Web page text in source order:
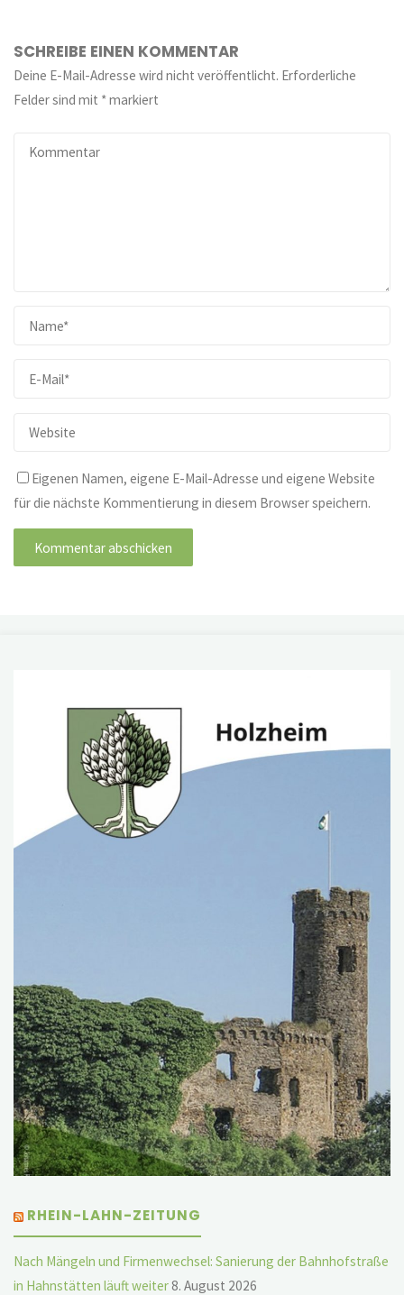
SCHREIBE EINEN KOMMENTAR
Deine E-Mail-Adresse wird nicht veröffentlicht. Erforderliche
Felder sind mit *markiert
Eigenen Namen, eigene E-Mail-Adresse und eigene Website
für die nächste Kommentierung in diesem Browser speichern.
RHEIN-LAHN-ZEITUNG
Nach Mängeln und Firmenwechsel: Sanierung der Bahnhofstraße
in Hahnstätten läuft weiter8. August 2026